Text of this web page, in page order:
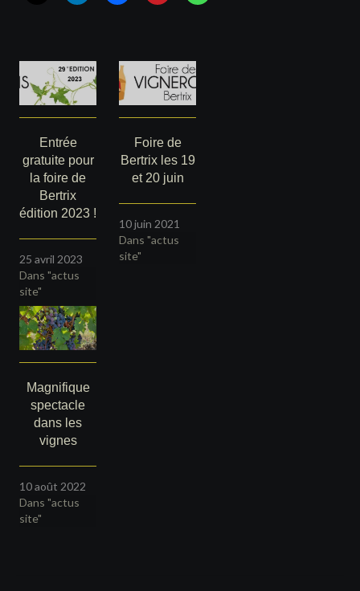
Entrée
gratuite pour
la foire de
Bertrix
édition 2023 !
25 avril 2023
Dans "actus
site"
Foire de
Bertrix les 19
et 20 juin
10 juin 2021
Dans "actus
site"
Magnifique
spectacle
dans les
vignes
10 août 2022
Dans "actus
site"